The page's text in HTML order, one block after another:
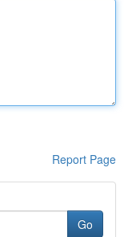
Report Page
Go